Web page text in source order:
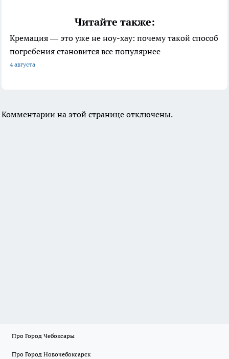
Читайте также:
Кремация — это уже не ноу-хау: почему такой способ
погребения становится все популярнее
4 августа
Комментарии на этой странице отключены.
Про Город Чебоксары
Про Город Новочебоксарск